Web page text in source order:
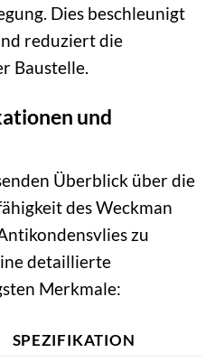
Dies beschleunigt
reduziert die
Baustelle.
und
Überblick über die
des Weckman
zu
detaillierte
Merkmale:
SPEZIFIKATION